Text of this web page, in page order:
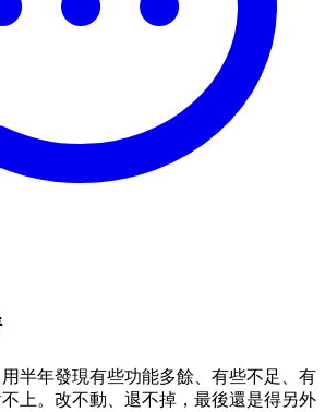
半年發現有些功能多餘、有些不足、有
上。改不動、退不掉，最後還是得另外